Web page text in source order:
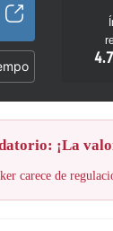
¡La
carece de